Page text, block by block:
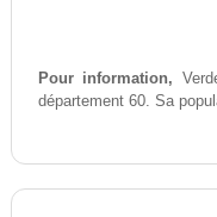
Pour information,
département 60. Sa